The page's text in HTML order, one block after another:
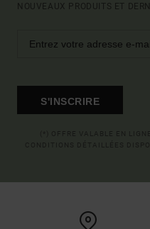
NOUVEAUX PRODUITS ET
S'INSCRIRE